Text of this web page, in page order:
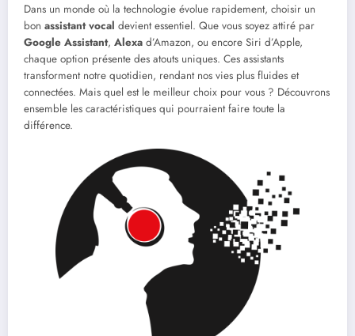
Dans un monde où la technologie évolue rapidement, choisir un
bon assistant vocal devient essentiel. Que vous soyez attiré par
Google Assistant, Alexa d’Amazon, ou encore Siri d’Apple,
chaque option présente des atouts uniques. Ces assistants
transforment notre quotidien, rendant nos vies plus fluides et
connectées. Mais quel est le meilleur choix pour vous ? Découvrons
ensemble les caractéristiques qui pourraient faire toute la
différence.